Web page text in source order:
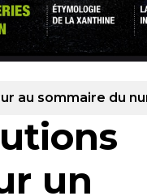
au sommaire du
un